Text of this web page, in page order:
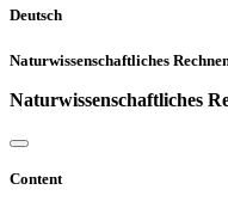
Deutsch
Naturwissenschaftliches
Naturwissenschaftliches
Content